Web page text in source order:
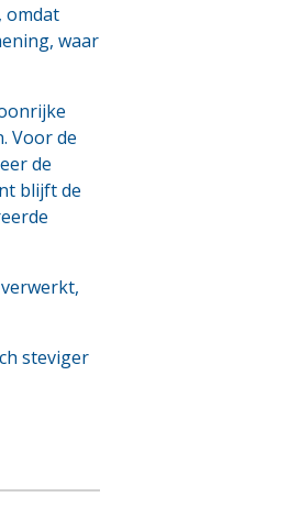
omdat
waar
Voor de
de
blijft de
steviger